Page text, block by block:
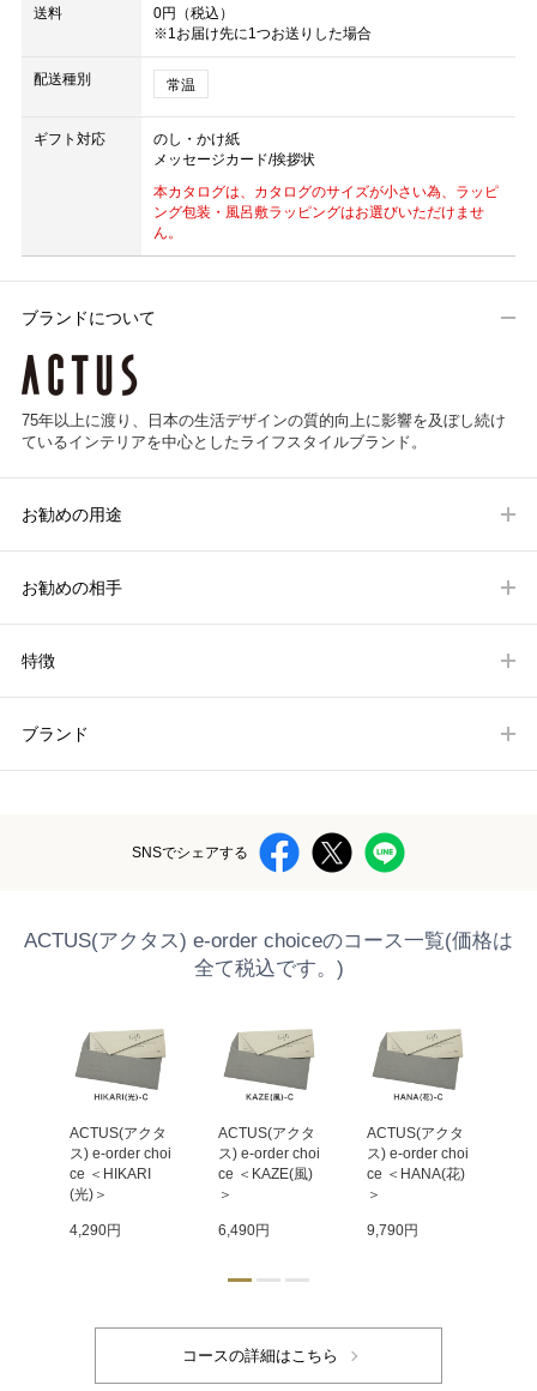
送料
0円（税込）
※1お届け先に1つお送りした場合
配送種別 常温
ギフト対応
のし・かけ紙
メッセージカード/挨拶状
本カタログは、カタログのサイズが小さい為、ラッピ
ング包装・風呂敷ラッピングはお選びいただけませ
ん。
ブランドについて
75年以上に渡り、日本の生活デザインの質的向上に影響を及ぼし続け
ているインテリアを中心としたライフスタイルブランド。
お勧めの用途
お勧めの相手
特徴
ブランド
SNSでシェアする
ACTUS(アクタス) e-order choiceのコース一覧(価格は
全て税込です。)
ACTUS(アクタ
ス) e-order choi
ce ＜HIKARI
(光)＞
4,290円
ACTUS(アクタ
ス) e-order choi
ce ＜KAZE(風)
＞
6,490円
ACTUS(アクタ
ス) e-order choi
ce ＜HANA(花)
＞
9,790円